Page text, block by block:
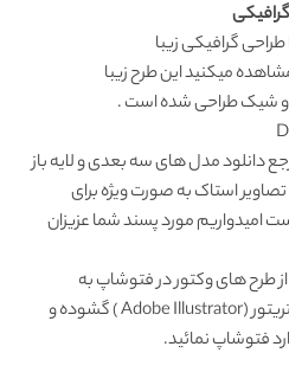
گرافیکی زیبا
میکنید این طرح زیبا
و شیک طراحی شده است .
دانلود مدل های سه بعدیو لایه باز
استاک به صورت ویژه برای
امیدواریم مورد پسند شما عزیزان
طرح های وکتور در فتوشاپ به
مشکل برخوردید , آن را در ایلواستریتور (Adobe Illustrator ) گشوده و
فتوشاپ نمائید.